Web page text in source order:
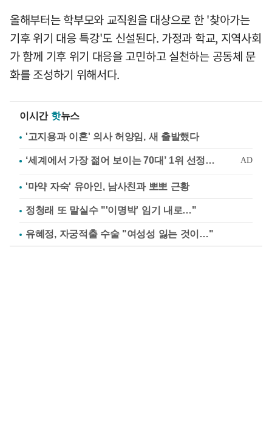
올해부터는 학부모와 교직원을 대상으로 한 '찾아가는
기후 위기 대응 특강'도 신설된다. 가정과 학교, 지역사회
가 함께 기후 위기 대응을 고민하고 실천하는 공동체 문
화를 조성하기 위해서다.
이시간 핫뉴스
'고지용과 이혼' 의사 허양임, 새 출발했다
'마약 자숙' 유아인, 남사친과 뽀뽀 근황
정청래 또 말실수 "'이명박' 임기 내로…"
유혜정, 자궁적출 수술 "여성성 잃는 것이…"